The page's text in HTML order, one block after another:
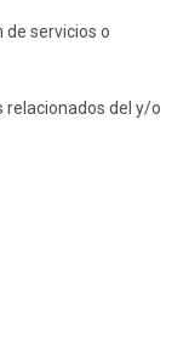
servicios o
del y/o